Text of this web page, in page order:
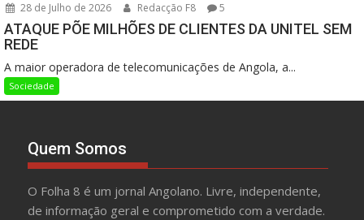
28 de Julho de 2026 Redacção F8 5
ATAQUE PÕE MILHÕES DE CLIENTES DA UNITEL SEM
REDE
A maior operadora de telecomunicações de Angola, a...
Sociedade
Quem Somos
O Folha 8 é um jornal Angolano. Livre, independente,
de informação geral e comprometido com a verdade.